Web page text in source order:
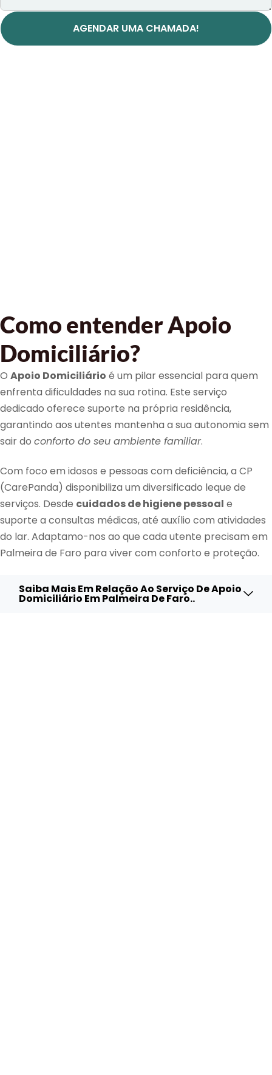
AGENDAR UMA CHAMADA!
Como entender Apoio
Domiciliário?
O Apoio Domiciliário é um pilar essencial para quem
enfrenta dificuldades na sua rotina. Este serviço
dedicado oferece suporte na própria residência,
garantindo aos utentes mantenha a sua autonomia sem
sair do conforto do seu ambiente familiar.
Com foco em idosos e pessoas com deficiência, a CP
(CarePanda) disponibiliza um diversificado leque de
serviços. Desde cuidados de higiene pessoal e
suporte a consultas médicas, até auxílio com atividades
do lar. Adaptamo-nos ao que cada utente precisam em
Palmeira de Faro para viver com conforto e proteção.
Saiba Mais Em Relação Ao Serviço De Apoio
Domiciliário Em Palmeira De Faro..